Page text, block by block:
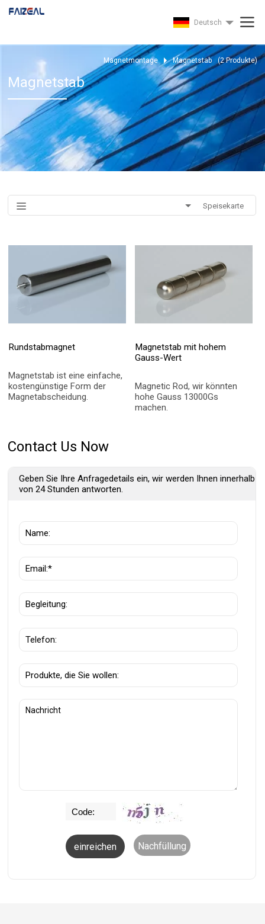
Deutsch
Magnetmontage Magnetstab (2Produkte)
Magnetstab
Speisekarte
Rundstabmagnet
Magnetstab ist eine einfache,
kostengünstige Form der
Magnetabscheidung.
Magnetstab mit hohem
Gauss-Wert
Magnetic Rod, wir könnten
hohe Gauss 13000Gs
machen.
Contact Us Now
Geben Sie Ihre Anfragedetails ein, wir werden Ihnen innerhalb
von 24 Stunden antworten.
Nachfüllung